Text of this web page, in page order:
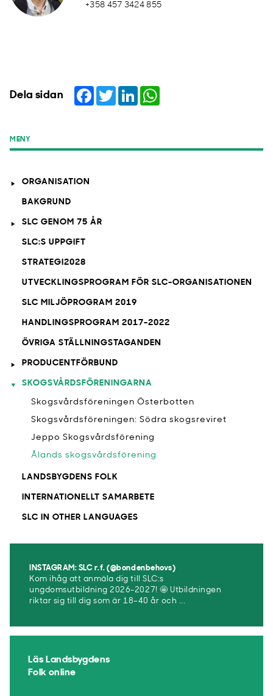
+358 457 3424 855
Dela sidan Facebook
TwitterLinkedIn
MENY
ORGANISATION
BAKGRUND
SLC GENOM 75 ÅR
SLC:S UPPGIFT
STRATEGI2028
UTVECKLINGSPROGRAM FÖR SLC-ORGANISATIONEN
SLC MILJÖPROGRAM 2019
HANDLINGSPROGRAM 2017-2022
ÖVRIGA STÄLLNINGSTAGANDEN
PRODUCENTFÖRBUND
SKOGSVÅRDSFÖRENINGARNA
Skogsvårdsföreningen Österbotten
Skogsvårdsföreningen: Södra skogsreviret
Jeppo Skogsvårdsförening
Ålands skogsvårdsförening
LANDSBYGDENS FOLK
INTERNATIONELLT SAMARBETE
SLC IN OTHER LANGUAGES
INSTAGRAM: SLC r.f. (@bondenbehovs)
Kom ihåg att anmäla dig till SLC:s
ungdomsutbildning 2026-2027! 🤩 Utbildningen
riktar sig till dig som är 18–40 år och ...
Läs Landsbygdens
Folk online